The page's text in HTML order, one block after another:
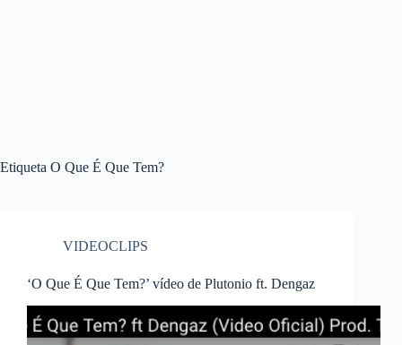
Etiqueta O Que É Que Tem?
VIDEOCLIPS
‘O Que É Que Tem?’ vídeo de Plutonio ft. Dengaz